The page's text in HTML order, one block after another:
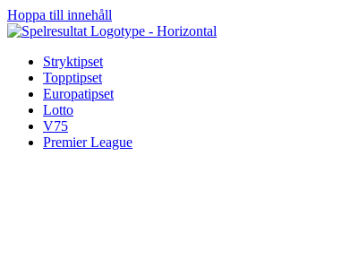
Hoppa till innehåll
Stryktipset
Topptipset
Europatipset
Lotto
V75
Premier League